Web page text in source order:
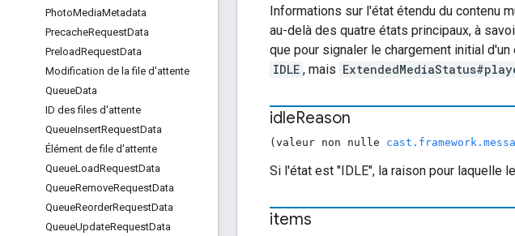
PhotoMediaMetadata
PrecacheRequestData
PreloadRequestData
Modification de la file d'attente
QueueData
ID des files d'attente
QueueInsertRequestData
Élément de file d'attente
QueueLoadRequestData
QueueRemoveRequestData
QueueReorderRequestData
QueueUpdateRequestData
Informations sur l'état étendu du contenu
au-delà des quatre états principaux, à
que pour signaler le chargement initial
IDLE , mais
idleReason
(valeur non nulle
Si l'état est "IDLE", la raison pour laquelle
items